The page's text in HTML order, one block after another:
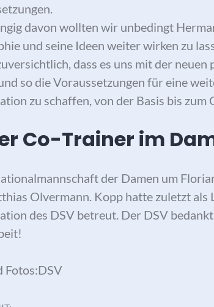
davon wollten wir unbedingt
und seine Ideen weiter wirken zu
dass es uns mit der
so die Voraussetzungen für eine
zu schaffen, von der Basis bis zum
Co-Trainer im
der Damen um
Olvermann. Kopp hatte zuletzt
des DSV betreut. Der DSV
Fotos:DSV